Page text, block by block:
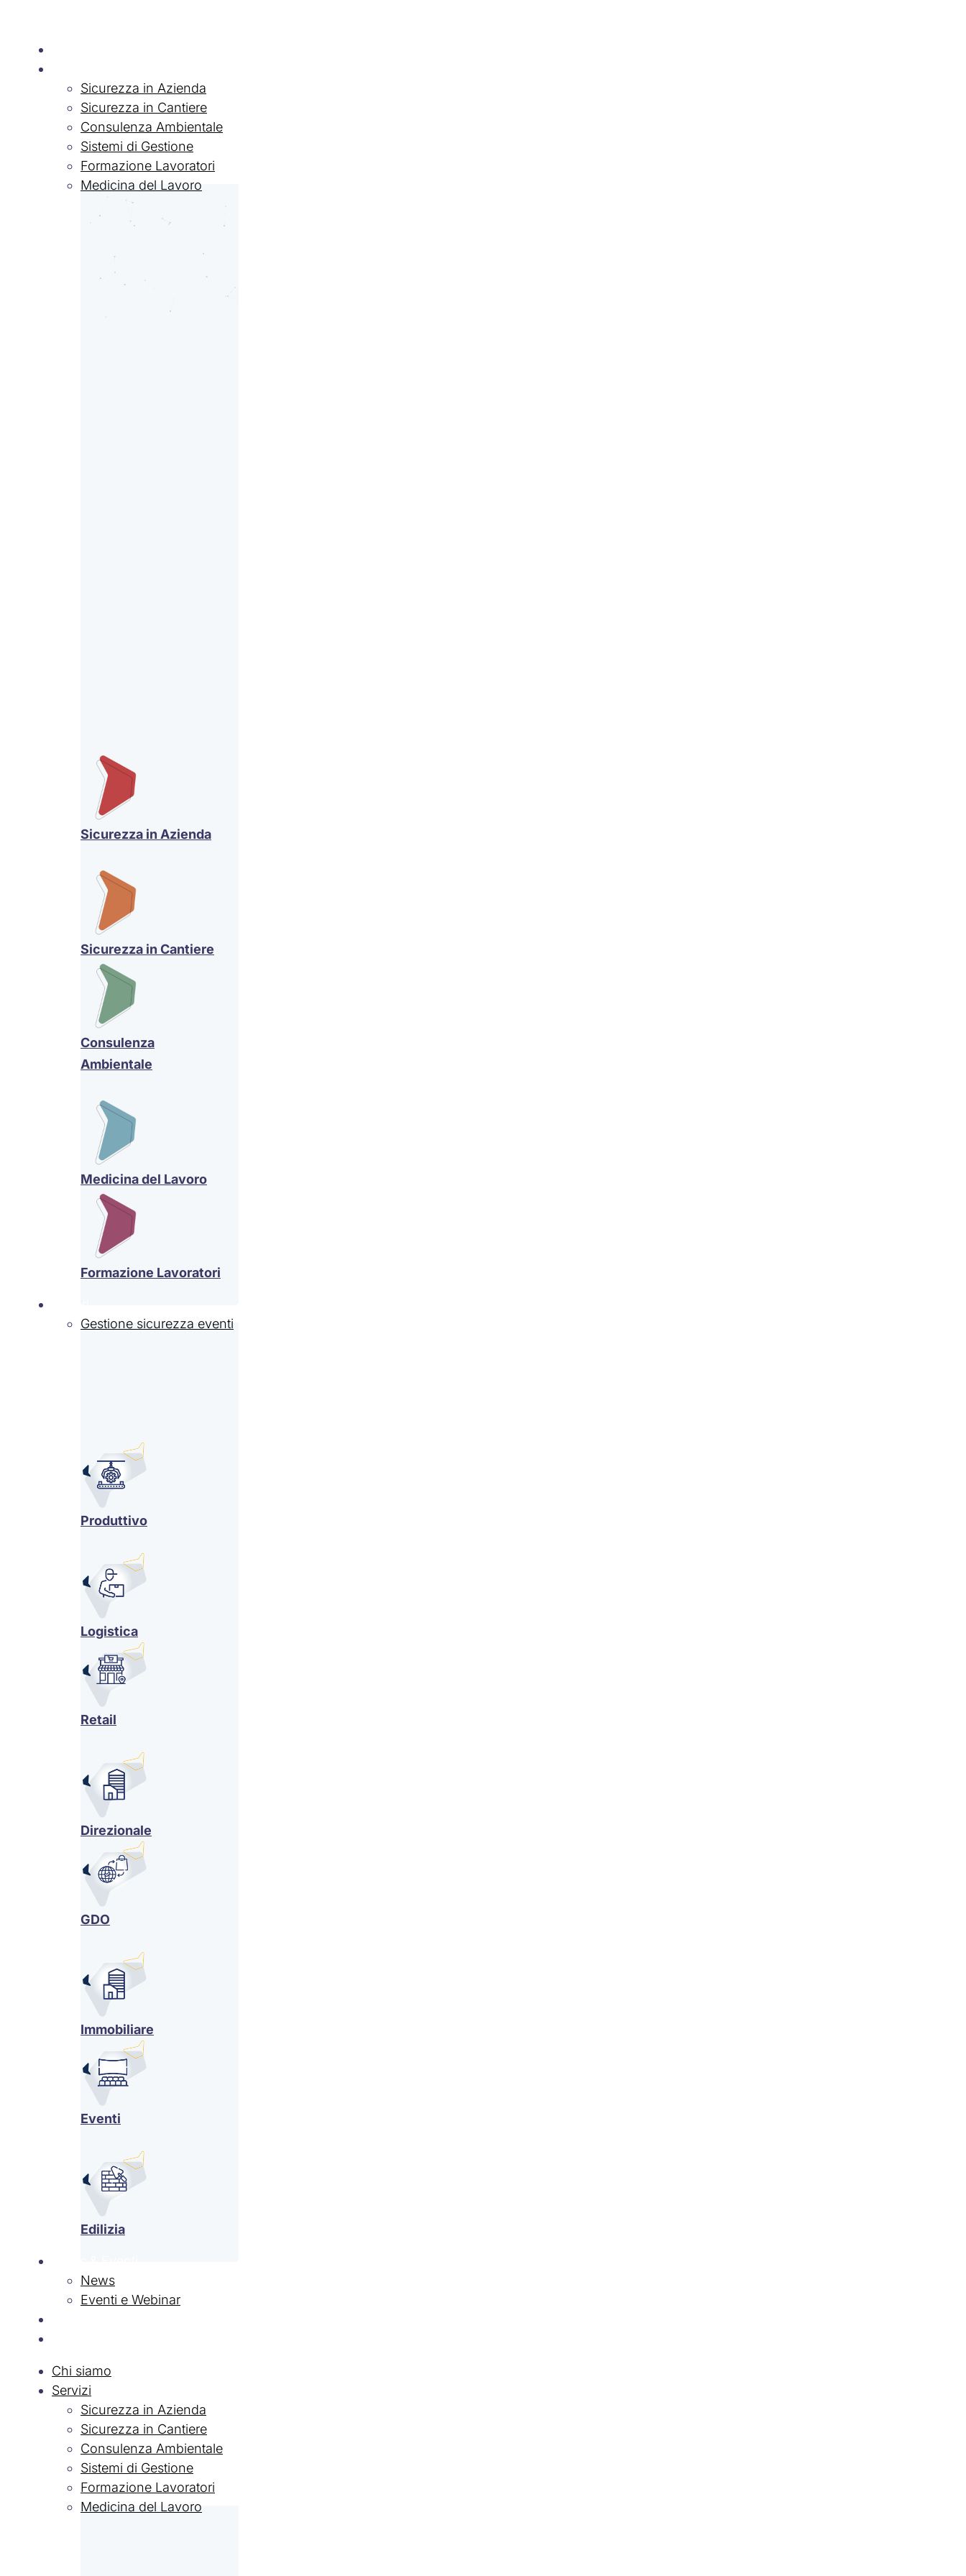
Sicurezza in Azienda
Sicurezza in Cantiere
Consulenza Ambientale
Sistemi di Gestione
Formazione Lavoratori
Medicina del Lavoro
Sicurezza in Azienda
Sicurezza in Cantiere
Consulenza
Ambientale
Medicina del Lavoro
Formazione Lavoratori
Gestione sicurezza eventi
Produttivo
Logistica
Retail
Direzionale
GDO
Immobiliare
Eventi
Edilizia
News
Eventi e Webinar
Chi siamo
Servizi
Sicurezza in Azienda
Sicurezza in Cantiere
Consulenza Ambientale
Sistemi di Gestione
Formazione Lavoratori
Medicina del Lavoro